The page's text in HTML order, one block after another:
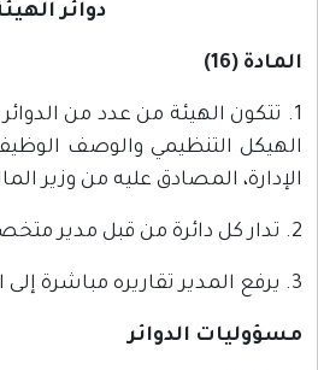
دوائر
المادة (16)
1. تتكون الهيئة من عدد من
الهيكل التنظيمي والوصف
الإدارة، المصادق عليه من وزير
2. تدار كل دائرة من قبل مدير متخصص ذي كفاءة عالية.
3. يرفع المدير تقاريره مباشرة إلى المدير العام.
مسؤوليات الدوائر